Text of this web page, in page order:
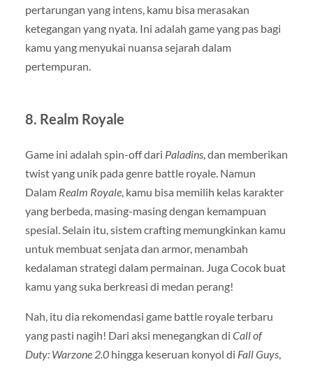
pertarungan yang intens, kamu bisa merasakan
ketegangan yang nyata. Ini adalah game yang pas bagi
kamu yang menyukai nuansa sejarah dalam
pertempuran.
8. Realm Royale
Game ini adalah spin-off dari Paladins, dan memberikan
twist yang unik pada genre battle royale. Namun
Dalam Realm Royale, kamu bisa memilih kelas karakter
yang berbeda, masing-masing dengan kemampuan
spesial. Selain itu, sistem crafting memungkinkan kamu
untuk membuat senjata dan armor, menambah
kedalaman strategi dalam permainan. Juga Cocok buat
kamu yang suka berkreasi di medan perang!
Nah, itu dia rekomendasi game battle royale terbaru
yang pasti nagih! Dari aksi menegangkan di Call of
Duty: Warzone 2.0hingga keseruan konyol di Fall Guys,